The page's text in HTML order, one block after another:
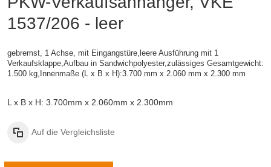
1537/206 - leer
gebremst, 1 Achse, mit Eingangstüre,leere Ausführung mit 1
Verkaufsklappe,Aufbau in Sandwichpolyester,zulässiges Gesamtgewicht:
1.500 kg, Innenmaße (L x B x H):3.700 mm x 2.060 mm x 2.300 mm
L x B x H: 3.700mm x 2.060mm x 2.300mm
Auf die Vergleichsliste